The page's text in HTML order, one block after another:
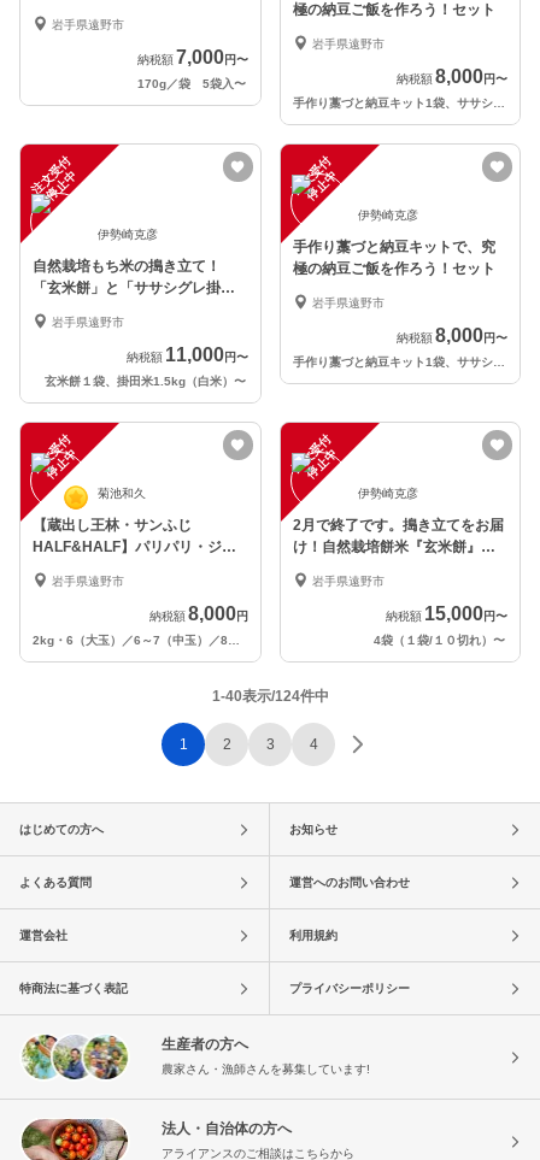
岩手県遠野市
納税額 7,000円〜
170g／袋 5袋入〜
極の納豆ご飯を作ろう！セット
岩手県遠野市
納税額8,000円〜
手作り藁づと納豆キット1袋、ササシグレ掛田米２合（白米）
注
文
受
付
停
止
中
伊勢崎克彦
自然栽培もち米の搗き立て！
「玄米餅」と「ササシグレ掛田
米白米or玄米」セット
岩手県遠野市
納税額 11,000円〜
玄米餅１袋、掛田米1.5kg（白米） 〜
注
文
受
付
停
止
中
伊勢崎克彦
手作り藁づと納豆キットで、究
極の納豆ご飯を作ろう！セット
岩手県遠野市
納税額8,000円〜
手作り藁づと納豆キット1袋、ササシグレ掛田米２合（白米）
注
文
受
付
停
止
中
菊池和久
【蔵出し王林・サンふじ
HALF&HALF】パリパリ・ジュ
ーシー家庭用
岩手県遠野市
納税額 8,000円
注
文
受
付
停
止
中
伊勢崎克彦
2月で終了です。搗き立てをお届
け！自然栽培餅米『玄米餅』（4
袋〜10袋）
岩手県遠野市
納税額 15,000円〜
4袋（１袋/１０切れ） 〜
1-40表示/124件中
1 2 3 4
はじめての方へ お知らせ
よくある質問 運営へのお問い合わせ
運営会社 利用規約
特商法に基づく表記 プライバシーポリシー
生産者の方へ
農家さん・漁師さんを募集しています!
法人・自治体の方へ
アライアンスのご相談はこちらから